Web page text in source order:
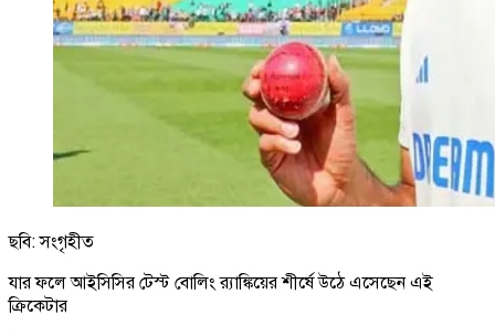
ছবি: সংগৃহীত
যার ফলে আইসিসির টেস্ট বোলিং র‌্যাঙ্কিয়ের শীর্ষে উঠে এসেছেন এই
ক্রিকেটার